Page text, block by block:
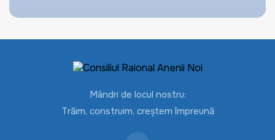
Mândri de locul nostru:
Trăim, construim, creștem împreună